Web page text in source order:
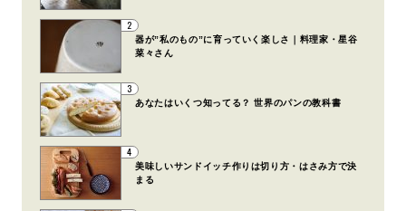
2
器が”私のもの”に育っていく楽しさ｜料理家・星谷
菜々さん
3
あなたはいくつ知ってる？ 世界のパンの教科書
4
美味しいサンドイッチ作りは切り方・はさみ方で決
まる